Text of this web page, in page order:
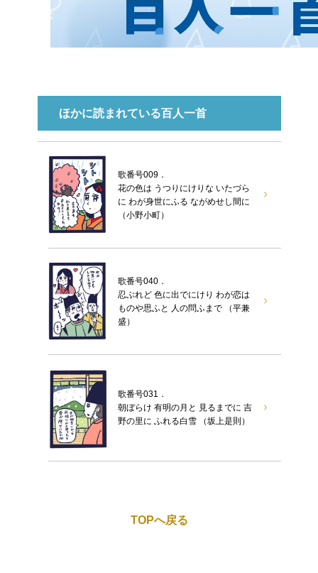
ほかに読まれている百人一首
歌番号009．
花の色は うつりにけりな いたづら
に わが身世にふる ながめせし間に
（小野小町）
歌番号040．
忍ぶれど 色に出でにけり わが恋は
ものや思ふと 人の問ふまで （平兼
盛）
歌番号031．
朝ぼらけ 有明の月と 見るまでに 吉
野の里に ふれる白雪 （坂上是則）
TOPへ戻る